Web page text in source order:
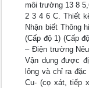
môi trường 13 8
2 3 4 6 C. Thiết
Nhận biết Thông
(Cấp độ 1) (Cấp
– Điện trường
Vận dụng được
lông và chỉ ra
Cu- (cọ xát, tiếp